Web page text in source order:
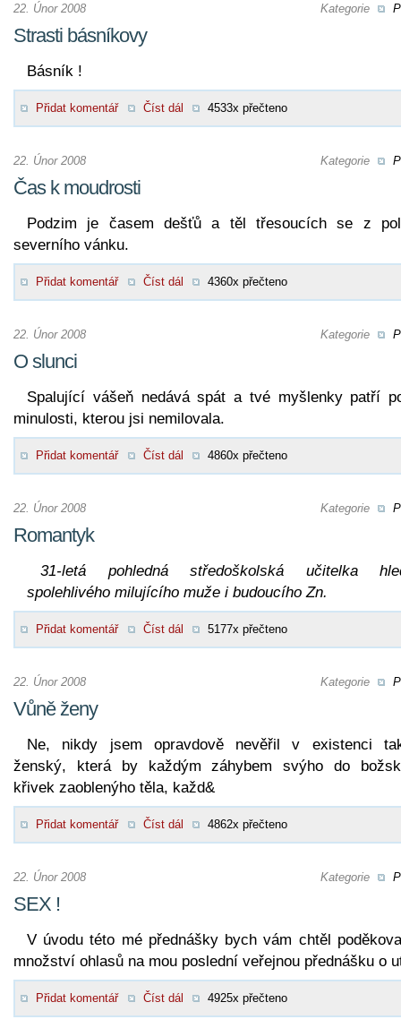
Kategorie
22. Únor 2008
Strasti básníkovy
Básník !
Přidat komentář Číst dál 4533x přečteno
Kategorie
22. Únor 2008
Čas k moudrosti
Podzim je časem dešťů a těl třesoucích se z
severního vánku.
Přidat komentář Číst dál 4360x přečteno
Kategorie
22. Únor 2008
O slunci
Spalující vášeň nedává spát a tvé myšlenky patří
minulosti, kterou jsi nemilovala.
Přidat komentář Číst dál 4860x přečteno
Kategorie
22. Únor 2008
Romantyk
31-letá pohledná středoškolská učitelka
spolehlivého milujícího muže i budoucího Zn.
Přidat komentář Číst dál 5177x přečteno
Kategorie
22. Únor 2008
Vůně ženy
Ne, nikdy jsem opravdově nevěřil v existenci
ženský, která by každým záhybem svýho do
křivek zaoblenýho těla, každ&
Přidat komentář Číst dál 4862x přečteno
Kategorie
22. Únor 2008
SEX !
V úvodu této mé přednášky bych vám chtěl
množství ohlasů na mou poslední veřejnou přednášku o
Přidat komentář Číst dál 4925x přečteno